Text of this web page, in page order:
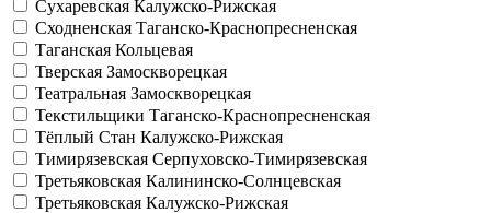
Сухаревская Калужско-Рижская
Сходненская Таганско-Краснопресненская
Таганская Кольцевая
Тверская Замоскворецкая
Театральная Замоскворецкая
Текстильщики Таганско-Краснопресненская
Тёплый Стан Калужско-Рижская
Тимирязевская Серпуховско-Тимирязевская
Третьяковская Калининско-Солнцевская
Третьяковская Калужско-Рижская